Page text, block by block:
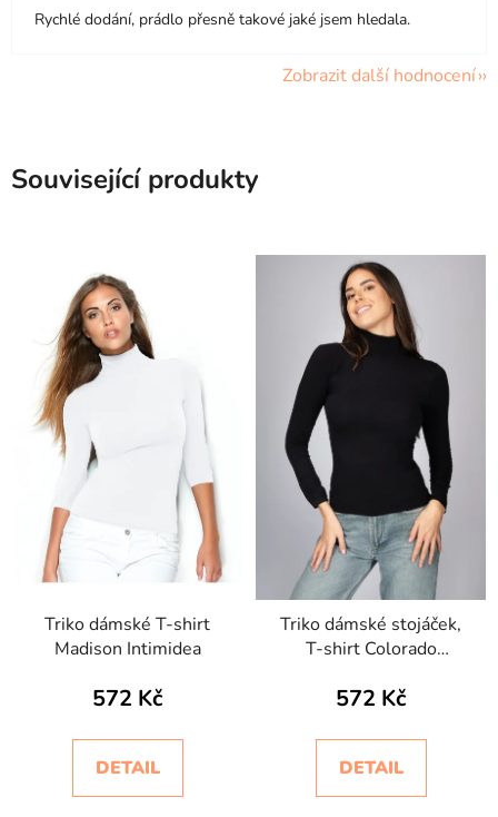
Rychlé dodání, prádlo přesně takové jaké jsem hledala.
Zobrazit další hodnocení
Související produkty
Triko dámské T-shirt
Madison Intimidea
572 Kč
DETAIL
Triko dámské stojáček,
T-shirt Colorado
572 Kč
DETAIL